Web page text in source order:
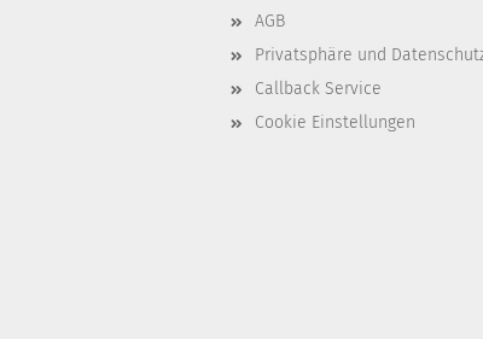
AGB
Privatsphäre und
Callback Service
Cookie Einstellungen